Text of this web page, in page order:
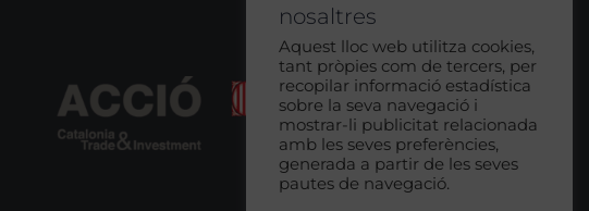
nosaltres
Aquest lloc web utilitza cookies,
tant pròpies com de tercers, per
recopilar informació estadística
sobre la seva navegació i
mostrar-li publicitat relacionada
amb les seves preferències,
generada a partir de les seves
pautes de navegació.